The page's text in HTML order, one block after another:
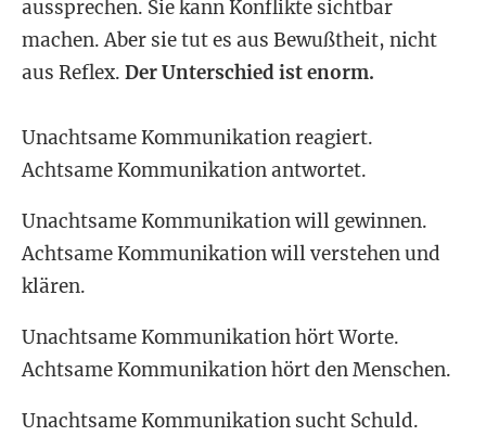
aussprechen. Sie kann Konflikte sichtbar
machen. Aber sie tut es aus Bewußtheit, nicht
aus Reflex. Der Unterschied ist enorm.
Unachtsame Kommunikation reagiert.
Achtsame Kommunikation antwortet.
Unachtsame Kommunikation will gewinnen.
Achtsame Kommunikation will verstehen und
klären.
Unachtsame Kommunikation hört Worte.
Achtsame Kommunikation hört den Menschen.
Unachtsame Kommunikation sucht Schuld.